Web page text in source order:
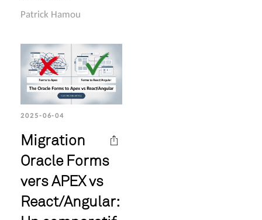
Patrick Hamou
2025-06-04
Migration
Oracle Forms
vers APEX vs
React/Angular: